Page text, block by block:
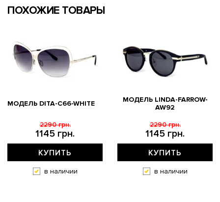
ПОХОЖИЕ ТОВАРЫ
МОДЕЛЬ DITA-C66-WHITE
1145 грн.
2290 грн.
КУПИТЬ
в наличии
МОДЕЛЬ LINDA-FARROW-
AW92
1145 грн.
2290 грн.
КУПИТЬ
в наличии